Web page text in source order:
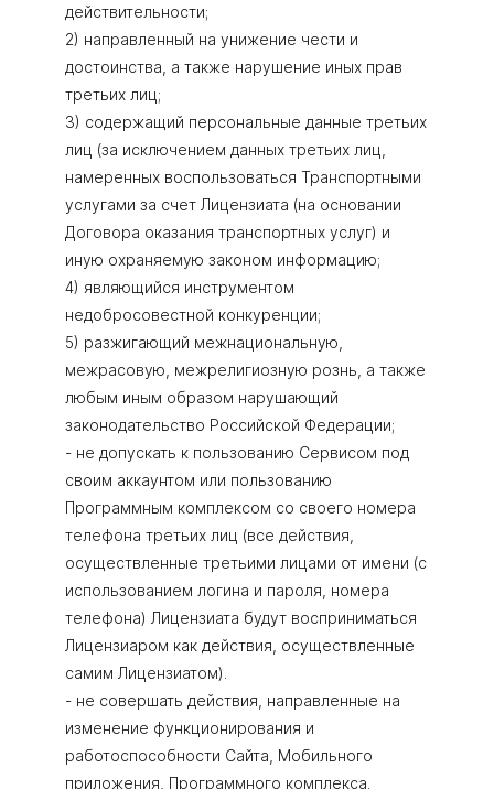
действительности;
2) направленный на унижение чести и
достоинства, а также нарушение иных прав
третьих лиц;
3) содержащий персональные данные третьих
лиц (за исключением данных третьих лиц,
намеренных воспользоваться Транспортными
услугами за счет Лицензиата (на основании
Договора оказания транспортных услуг) и
иную охраняемую законом информацию;
4) являющийся инструментом
недобросовестной конкуренции;
5) разжигающий межнациональную,
межрасовую, межрелигиозную рознь, а также
любым иным образом нарушающий
законодательство Российской Федерации;
- не допускать к пользованию Сервисом под
своим аккаунтом или пользованию
Программным комплексом со своего номера
телефона третьих лиц (все действия,
осуществленные третьими лицами от имени (с
использованием логина и пароля, номера
телефона) Лицензиата будут восприниматься
Лицензиаром как действия, осуществленные
самим Лицензиатом).
- не совершать действия, направленные на
изменение функционирования и
работоспособности Сайта, Мобильного
приложения, Программного комплекса.